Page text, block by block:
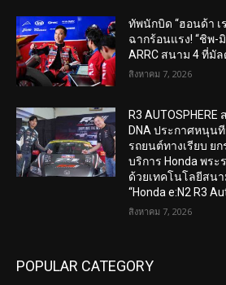
ทัพนักบิด “ฮอนด้า เ
ฉากร้อนแรง! “ชิพ-
ARRC สนาม 4 ที่มั
สิงหาคม 7, 2026
R3 AUTOSPHERE
DNA ประกาศหนุนที
รถยนต์ทางเรียบ ย
บริการ Honda พระ
ด้วยเทคโนโลยีสน
“Honda e:N2 R3
สิงหาคม 7, 2026
POPULAR CATEGORY